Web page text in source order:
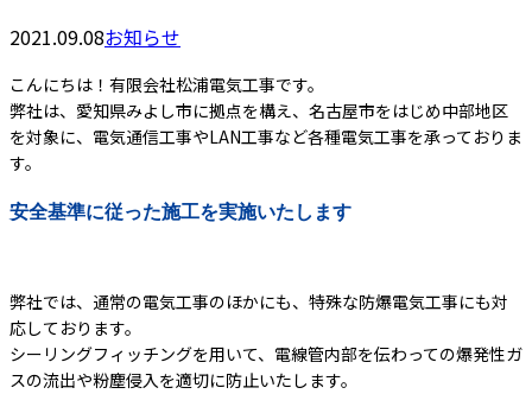
2021.09.08お知らせ
こんにちは！有限会社松浦電気工事です。
弊社は、愛知県みよし市に拠点を構え、名古屋市をはじめ中部地区
を対象に、電気通信工事やLAN工事など各種電気工事を承っておりま
す。
安全基準に従った施工を実施いたします
弊社では、通常の電気工事のほかにも、特殊な防爆電気工事にも対
応しております。
シーリングフィッチングを用いて、電線管内部を伝わっての爆発性ガ
スの流出や粉塵侵入を適切に防止いたします。